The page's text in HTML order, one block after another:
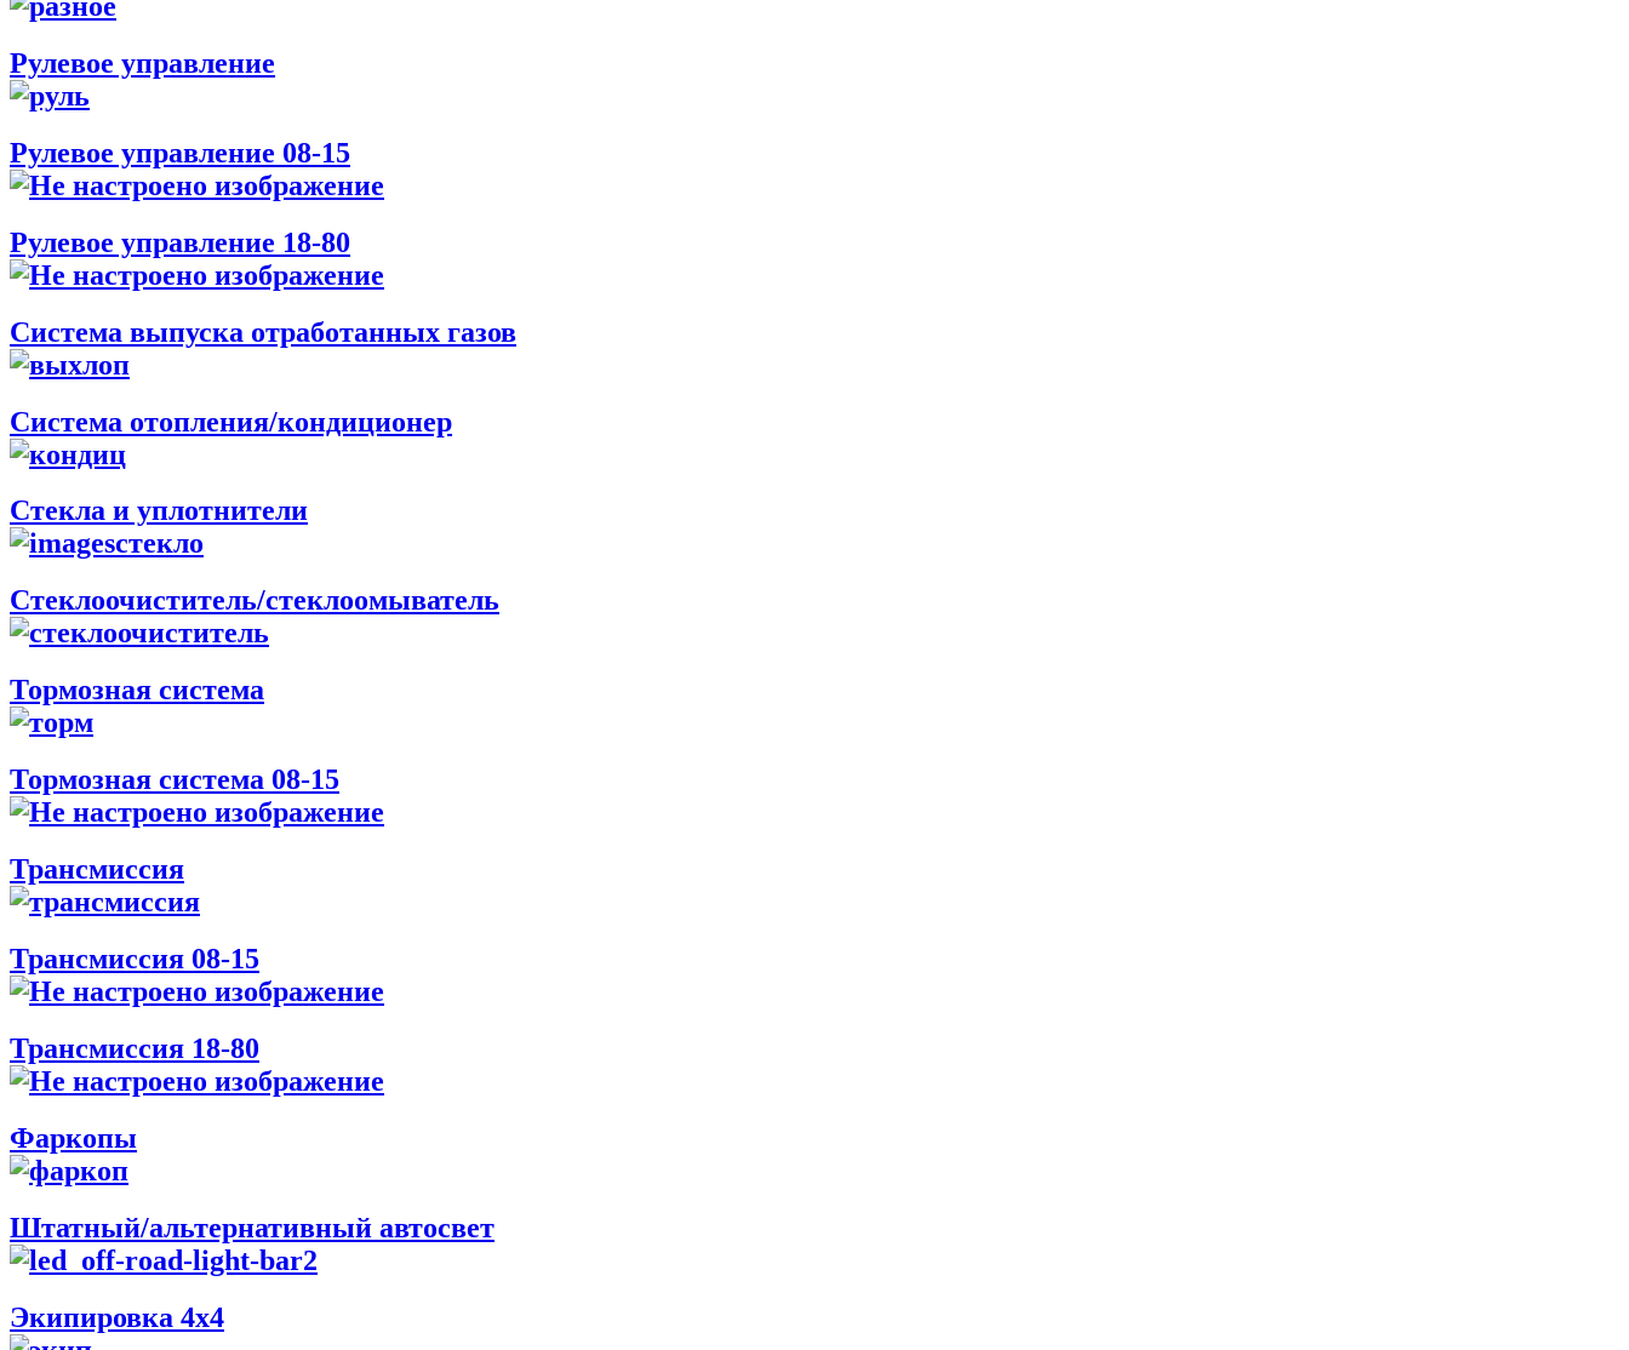
Рулевое управление
Рулевое управление 08-15
Рулевое управление 18-80
Система выпуска отработанных газов
Система отопления/кондиционер
Стекла и уплотнители
Стеклоочиститель/стеклоомыватель
Тормозная система
Тормозная система 08-15
Трансмиссия
Трансмиссия 08-15
Трансмиссия 18-80
Фаркопы
Штатный/альтернативный автосвет
Экипировка 4х4